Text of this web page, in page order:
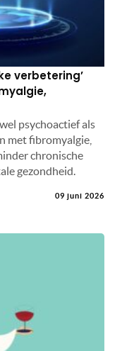
verbetering’
psychoactief als
met fibromyalgie,
chronische
gezondheid.
09 juni 2026